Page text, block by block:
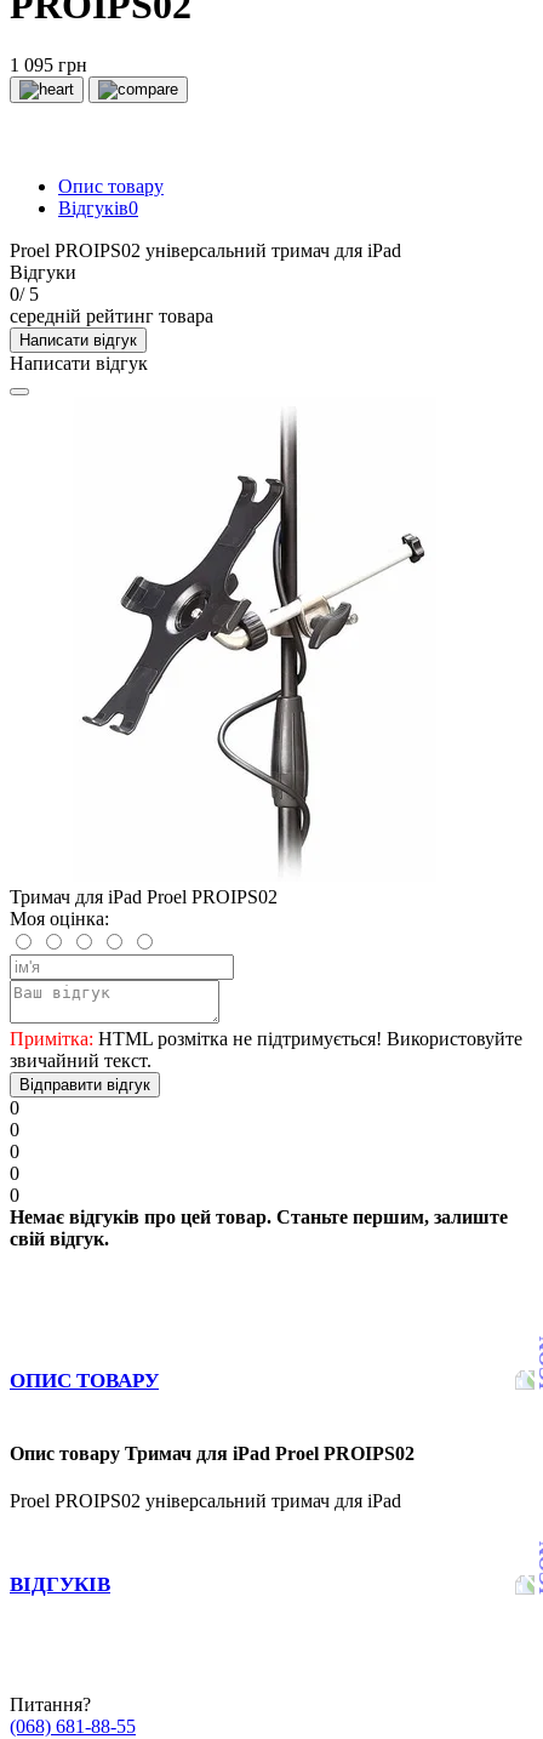
1 095 грн
Опис товару
Відгуків0
Proel PROIPS02 універсальний тримач для iPad
Відгуки
0/ 5
середній рейтинг товара
Написати відгук
Написати відгук
Тримач для iPad Proel PROIPS02
Моя оцінка:
Примітка: HTML розмітка не підтримується! Використовуйте
звичайний текст.
Відправити відгук
0
0
0
0
0
Немає відгуків про цей товар. Станьте першим, залиште
свій відгук.
ОПИС ТОВАРУ
Опис товару Тримач для iPad Proel PROIPS02
Proel PROIPS02 універсальний тримач для iPad
ВІДГУКІВ
Питання?
(068) 681-88-55